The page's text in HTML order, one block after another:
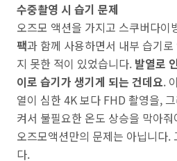
수중촬영 시 습기 문제
오즈모 액션을 가지고 스쿠버다이
팩과 함께 사용하면서 내부 습기
지 못한 적이 있었습니다. 발열로
이로 습기가 생기게 되는 건데요.
열이 심한 4K 보다 FHD 촬영을,
켜서 불필요한 온도 상승을 막아
오즈모액션만의 문제는 아닙니다.
다.